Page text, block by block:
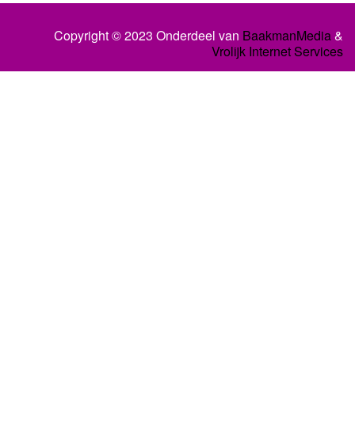
Copyright © 2023 Onderdeel van BaakmanMedia&
Vrolijk Internet Services